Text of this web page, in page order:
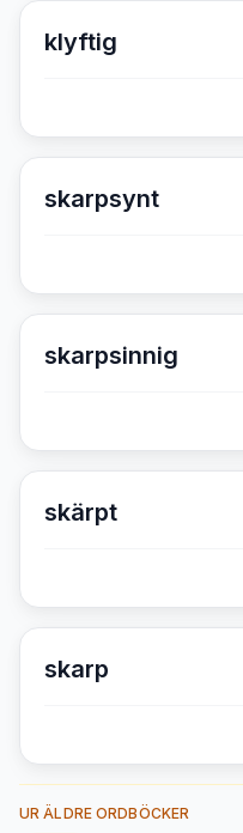
klyftig
skarpsynt
skarpsinnig
skärpt
skarp
UR ÄLDRE ORDBÖCKER